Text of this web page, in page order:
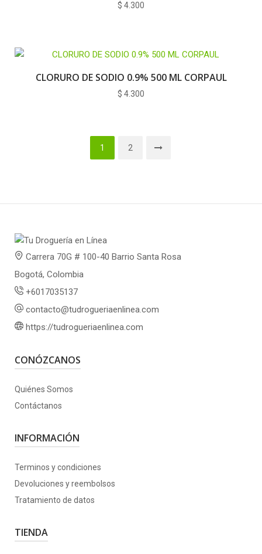
$ 4.300
CLORURO DE SODIO 0.9% 500 ML CORPAUL
$ 4.300
1 2
Carrera 70G # 100-40 Barrio Santa Rosa
Bogotá, Colombia
+6017035137
contacto@tudrogueriaenlinea.com
https://tudrogueriaenlinea.com
CONÓZCANOS
Quiénes Somos
Contáctanos
INFORMACIÓN
Terminos y condiciones
Devoluciones y reembolsos
Tratamiento de datos
TIENDA